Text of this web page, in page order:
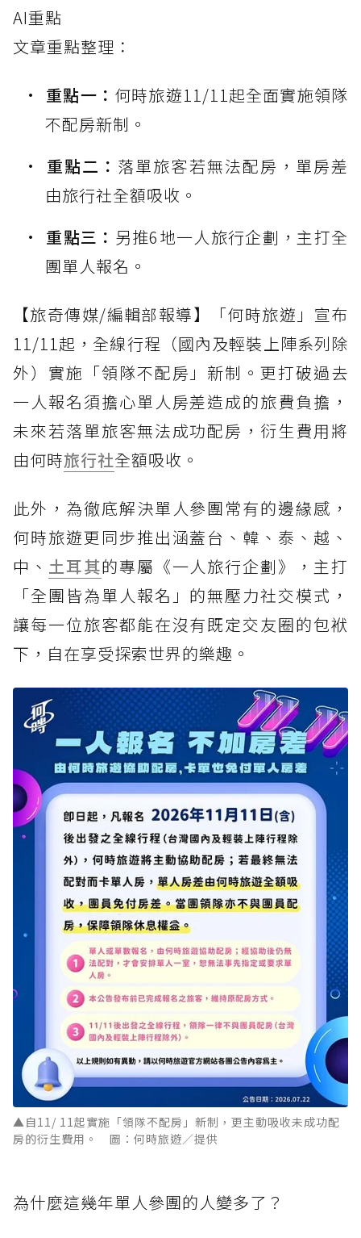
AI重點
文章重點整理：
重點一： 何時旅遊11/11起全面實施領隊
不配房新制。
重點二： 落單旅客若無法配房，單房差
由旅行社全額吸收。
重點三： 另推6地一人旅行企劃，主打全
團單人報名。
【旅奇傳媒/編輯部報導】「何時旅遊」宣布
11/11起，全線行程（國內及輕裝上陣系列除
外）實施「領隊不配房」新制。更打破過去
一人報名須擔心單人房差造成的旅費負擔，
未來若落單旅客無法成功配房，衍生費用將
由何時旅行社全額吸收。
此外，為徹底解決單人參團常有的邊緣感，
何時旅遊更同步推出涵蓋台、韓、泰、越、
中、 土耳其的專屬《一人旅行企劃》，主打
「全團皆為單人報名」的無壓力社交模式，
讓每一位旅客都能在沒有既定交友圈的包袱
下，自在享受探索世界的樂趣。
▲自11/ 11起實施「領隊不配房」新制，更主動吸收未成功配
房的衍生費用。 圖：何時旅遊／提供
為什麼這幾年單人參團的人變多了？